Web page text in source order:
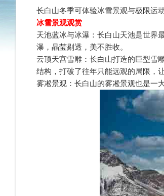
长白山冬季可体验冰雪景观与极限运
冰雪景观观赏
天池蓝冰与冰瀑：长白山天池是世界
瀑，晶莹剔透，美不胜收。
云顶天宫雪雕：长白山打造的巨型雪
结构，打破了往年只能远观的局限，
雾凇景观：长白山的雾凇景观也是一